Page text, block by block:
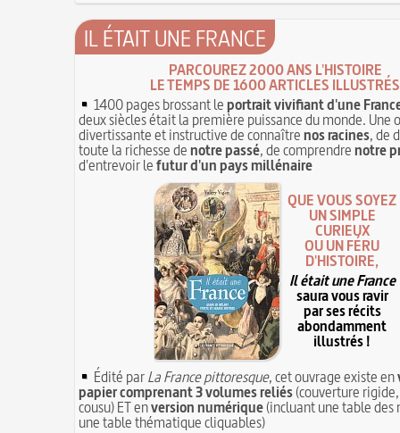
IL ÉTAIT UNE FRANCE
PARCOUREZ 2000 ANS L'HISTOIRE
LE TEMPS DE 1600 ARTICLES ILLUSTRÉS
1400 pages brossant leportrait vivifiant d'une
deux siècles était la première puissance du monde. Une
divertissante et instructive de connaîtrenos racines, de
toute la richesse denotre passé, de comprendrenotre
d'entrevoir lefutur d'un pays millénaire
QUE VOUS SOYEZ
UN SIMPLE
CURIEUX
OU UN FÉRU
D'HISTOIRE,
Il était une France
saura vous ravir
par ses récits
abondamment
illustrés !
Édité parLa France pittoresque, cet ouvrage existe en
papier comprenant 3 volumes reliés(couverture
cousu) ET enversion numérique(incluant une table des
une table thématique cliquables)